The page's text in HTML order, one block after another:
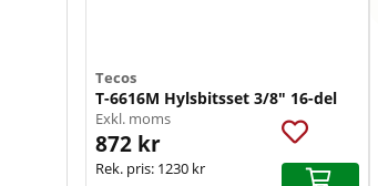
Tecos
T-6616M Hylsbitsset 3/8" 16-del
Exkl. moms
872 kr
Rek. pris: 1230 kr